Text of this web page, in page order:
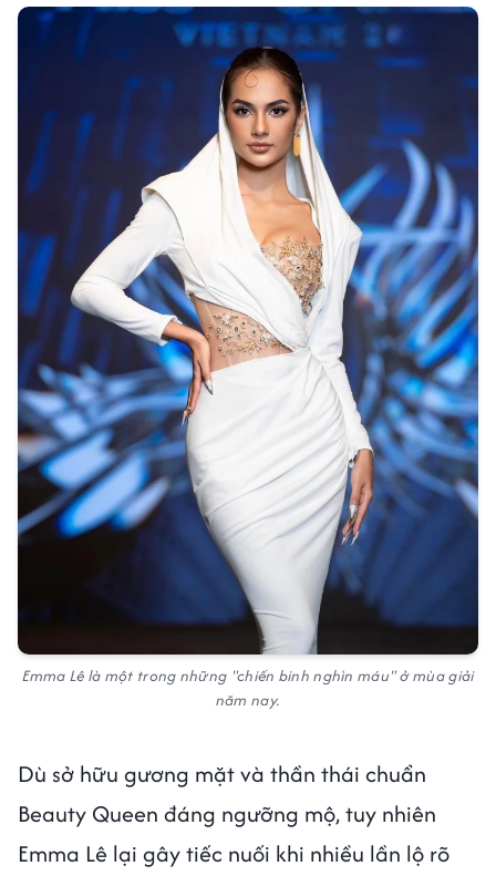
Emma Lê là một trong những "chiến binh nghìn máu" ở mùa giải
năm nay.
Dù sở hữu gương mặt và thần thái chuẩn
Beauty Queen đáng ngưỡng mộ, tuy nhiên
Emma Lê lại gây tiếc nuối khi nhiều lần lộ rõ